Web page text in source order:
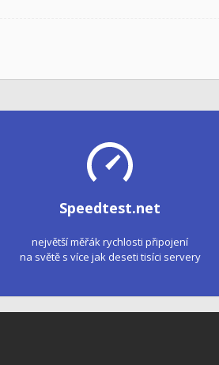
Speedtest.net
největší měřák rychlosti připojení
na světě s více jak deseti tisíci servery